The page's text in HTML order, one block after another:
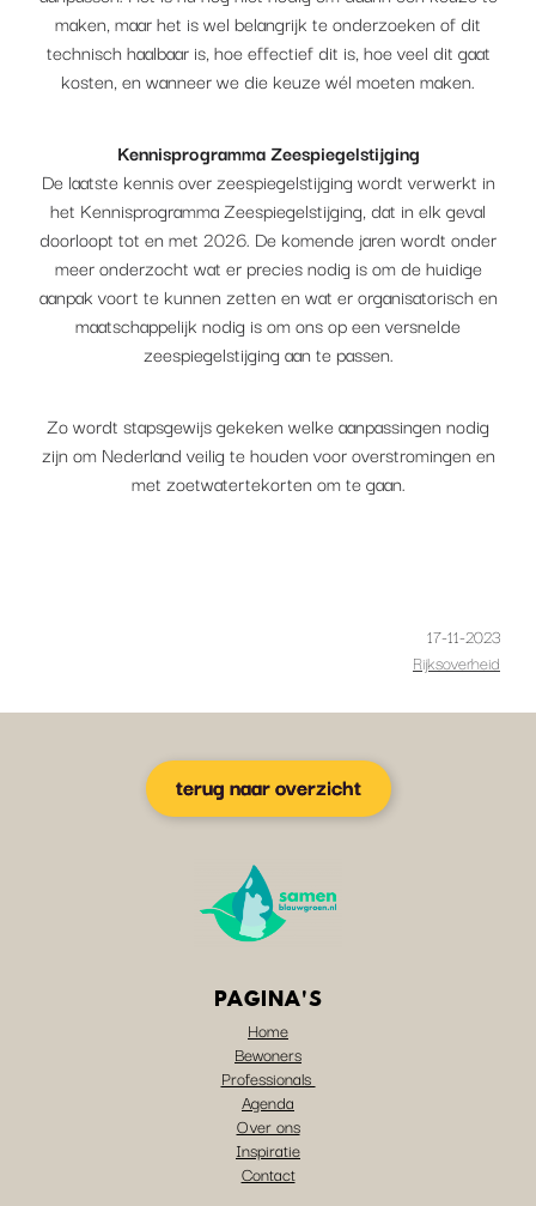
maken, maar het is wel belangrijk te onderzoeken of dit
technisch haalbaar is, hoe effectief dit is, hoe veel dit gaat
kosten, en wanneer we die keuze wél moeten maken.
Kennisprogramma Zeespiegelstijging
De laatste kennis over zeespiegelstijging wordt verwerkt in
het Kennisprogramma Zeespiegelstijging, dat in elk geval
doorloopt tot en met 2026. De komende jaren wordt onder
meer onderzocht wat er precies nodig is om de huidige
aanpak voort te kunnen zetten en wat er organisatorisch en
maatschappelijk nodig is om ons op een versnelde
zeespiegelstijging aan te passen.
Zo wordt stapsgewijs gekeken welke aanpassingen nodig
zijn om Nederland veilig te houden voor overstromingen en
met zoetwatertekorten om te gaan.
17-11-2023
Rijksoverheid
terug naar overzicht
PAGINA'S
Home
Bewoners
Professionals
Agenda
Over ons
Inspiratie
Contact